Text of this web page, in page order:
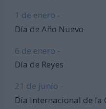
1 de enero -
Día de Año Nuevo
6 de enero -
Día de Reyes
21 de junio -
Día Internacional de la